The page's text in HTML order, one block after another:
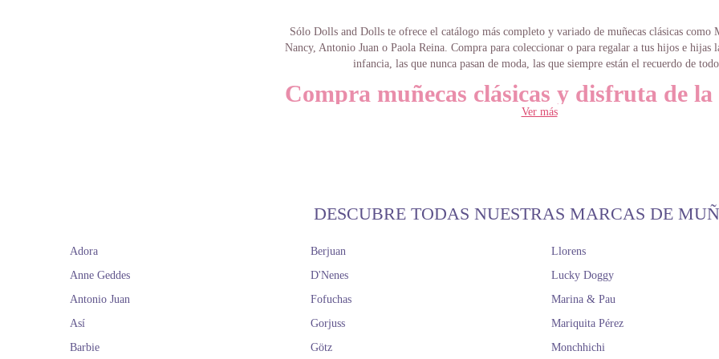
Sólo Dolls and Dolls te ofrece el catálogo más completo y variado de muñecas clásicas como
Nancy, Antonio Juan o Paola Reina. Compra para coleccionar o para regalar a tus hijos e hijas
infancia, las que nunca pasan de moda, las que siempre están el recuerdo de
Compra muñecas clásicas y disfruta de
de toda la vida
ficha de cada muñeca clásica de nuestra web tienes una descripción detallada, desde los
está fabricada, la expresión de la cara, la ropa que lleva o si contiene piezas pequeñas.
etnias y modelos en muñecas clásicas, ya sea caucásico o africano, de pelo rubio o
Comprar muñecas clásicas Nancy de
Desde hace generaciones, los peques han disfrutado enormemente con esta muñeca clásica
Ver más
DESCUBRE TODAS NUESTRAS MARCAS DE
Adora
Anne Geddes
Antonio Juan
Así
Barbie
Berjuan
D'Nenes
Fofuchas
Gorjuss
Götz
Llorens
Lucky Doggy
Marina & Pau
Mariquita Pérez
Monchhichi